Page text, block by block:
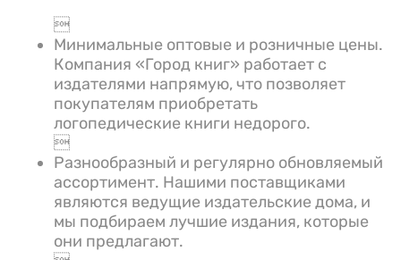

Минимальные оптовые и розничные цены.
Компания «Город книг» работает с
издателями напрямую, что позволяет
покупателям приобретать
логопедические книги недорого.

Разнообразный и регулярно обновляемый
ассортимент. Нашими поставщиками
являются ведущие издательские дома, и
мы подбираем лучшие издания, которые
они предлагают.